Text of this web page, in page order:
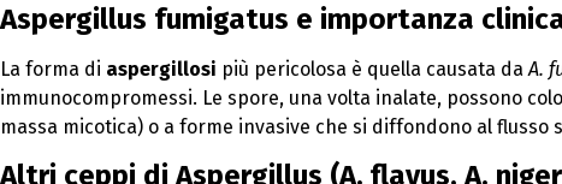
Aspergillus fumigatus e importanza
La forma di aspergillosi più pericolosa è quella causata da A.
immunocompromessi. Le spore, una volta inalate, possono
massa micotica) o a forme invasive che si diffondono al flusso
Altri ceppi di Aspergillus (A. flavus, A.